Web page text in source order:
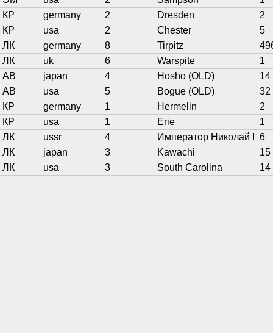
КР
germany 2 Dresden
2
КР
usa 2 Chester
5
ЛК
germany 8 Tirpitz
ЛК
uk 6 Warspite
1
АВ
japan 4 Hōshō (OLD)
14
АВ
usa 5 Bogue (OLD)
32
КР
germany 1 Hermelin
2
КР
usa 1 Erie
1
ЛК
ussr 4 Император Николай I
6
ЛК
japan 3 Kawachi
15
ЛК
usa 3 South Carolina 14